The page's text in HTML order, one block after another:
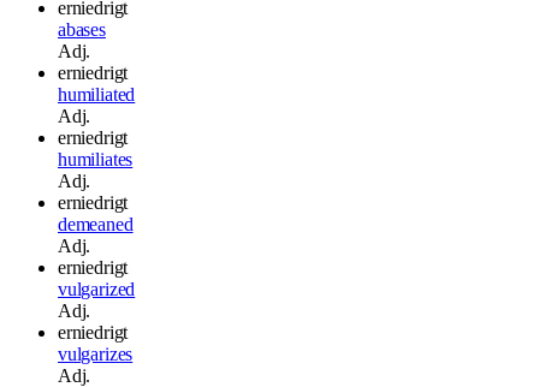
erniedrigt
abases
Adj.
erniedrigt
humiliated
Adj.
erniedrigt
humiliates
Adj.
erniedrigt
demeaned
Adj.
erniedrigt
vulgarized
Adj.
erniedrigt
vulgarizes
Adj.